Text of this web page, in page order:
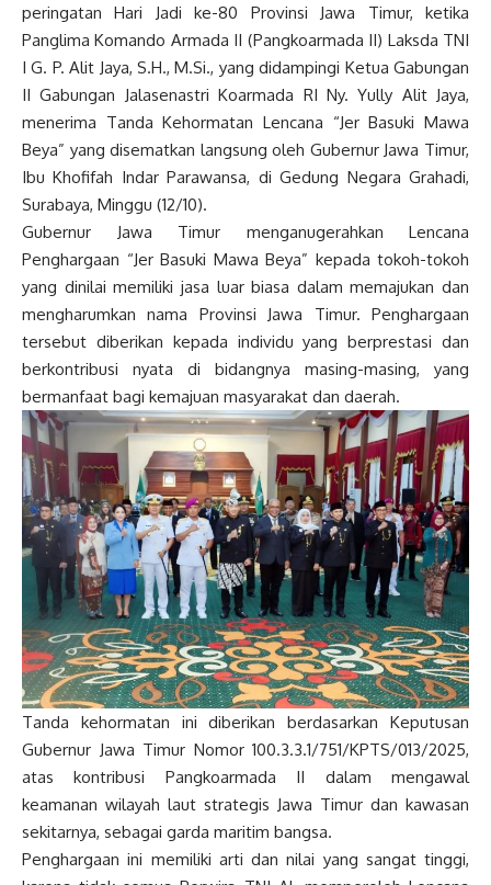
peringatan Hari Jadi ke-80 Provinsi Jawa Timur, ketika
Panglima Komando Armada II (Pangkoarmada II) Laksda TNI
I G. P. Alit Jaya, S.H., M.Si., yang didampingi Ketua Gabungan
II Gabungan Jalasenastri Koarmada RI Ny. Yully Alit Jaya,
menerima Tanda Kehormatan Lencana “Jer Basuki Mawa
Beya” yang disematkan langsung oleh Gubernur Jawa Timur,
Ibu Khofifah Indar Parawansa, di Gedung Negara Grahadi,
Surabaya, Minggu (12/10).
Gubernur Jawa Timur menganugerahkan Lencana
Penghargaan “Jer Basuki Mawa Beya” kepada tokoh-tokoh
yang dinilai memiliki jasa luar biasa dalam memajukan dan
mengharumkan nama Provinsi Jawa Timur. Penghargaan
tersebut diberikan kepada individu yang berprestasi dan
berkontribusi nyata di bidangnya masing-masing, yang
bermanfaat bagi kemajuan masyarakat dan daerah.
Tanda kehormatan ini diberikan berdasarkan Keputusan
Gubernur Jawa Timur Nomor 100.3.3.1/751/KPTS/013/2025,
atas kontribusi Pangkoarmada II dalam mengawal
keamanan wilayah laut strategis Jawa Timur dan kawasan
sekitarnya, sebagai garda maritim bangsa.
Penghargaan ini memiliki arti dan nilai yang sangat tinggi,